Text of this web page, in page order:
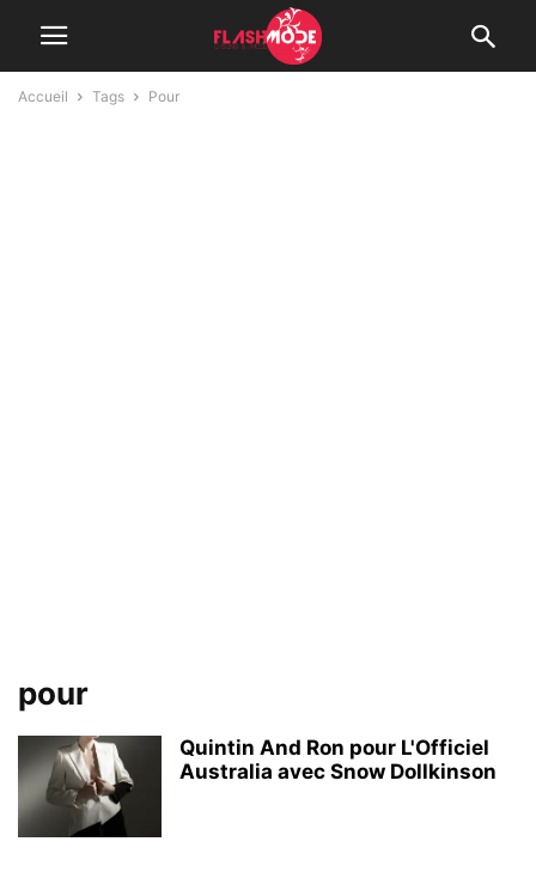
Accueil Tags Pour
pour
Quintin And Ron pour L'Officiel
Australia avec Snow Dollkinson